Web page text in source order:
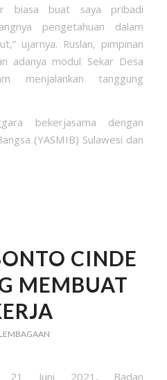
biasa buat saya pribadi
pengetahuan dalam
ujarnya. Ruslan, pimpinan
adanya modul Sekar Desa
menjalankan tanggung
bekerjasama dengan
(YASMIB) Sulawesi dan
CINDE
MEMBUAT
21 Juni 2021, Badan